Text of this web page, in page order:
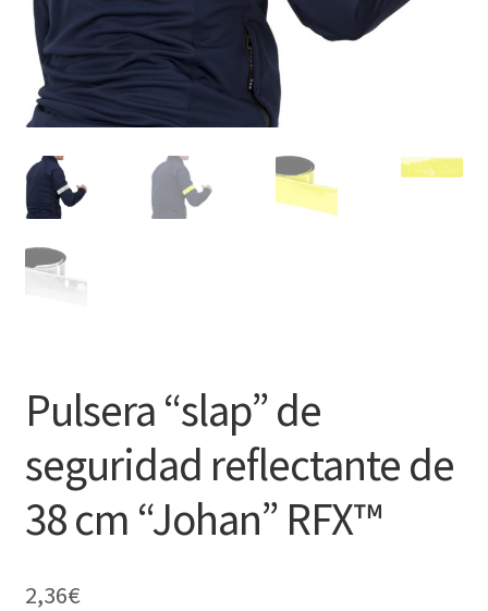
Pulsera “slap” de
seguridad reflectante de
38 cm “Johan” RFX™
2,36€